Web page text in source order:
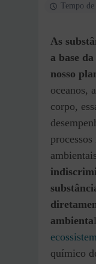
Tempo
As
a base
nosso
oceanos,
corpo,
ambienta
químico